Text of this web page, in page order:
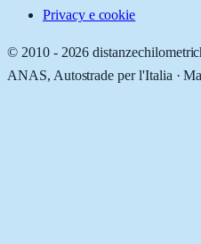
Privacy e cookie
© 2010 - 2026
ANAS, Autostrade per l'Italia ·